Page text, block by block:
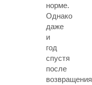
норме.
Однако
даже
и
год
спустя
после
возвращения